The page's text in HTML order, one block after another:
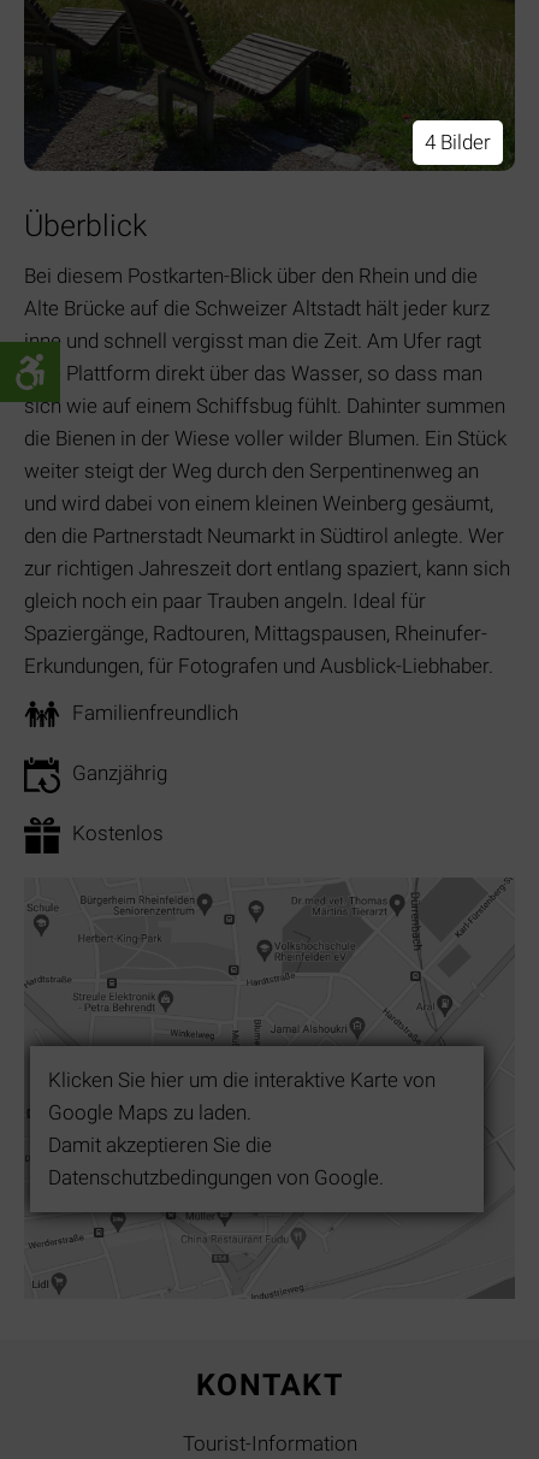
4 Bilder
Überblick
Bei diesem Postkarten-Blick über den Rhein und die
Alte Brücke auf die Schweizer Altstadt hält jeder kurz
inne und schnell vergisst man die Zeit. Am Ufer ragt
eine Plattform direkt über das Wasser, so dass man
sich wie auf einem Schiffsbug fühlt. Dahinter summen
die Bienen in der Wiese voller wilder Blumen. Ein Stück
weiter steigt der Weg durch den Serpentinenweg an
und wird dabei von einem kleinen Weinberg gesäumt,
den die Partnerstadt Neumarkt in Südtirol anlegte. Wer
zur richtigen Jahreszeit dort entlang spaziert, kann sich
gleich noch ein paar Trauben angeln. Ideal für
Spaziergänge, Radtouren, Mittagspausen, Rheinufer-
Erkundungen, für Fotografen und Ausblick-Liebhaber.
Familienfreundlich
Ganzjährig
Kostenlos
Klicken Sie hier um die interaktive Karte von
Google Maps zu laden.
Damit akzeptieren Sie die
Datenschutzbedingungen von Google.
KONTAKT
Tourist-Information